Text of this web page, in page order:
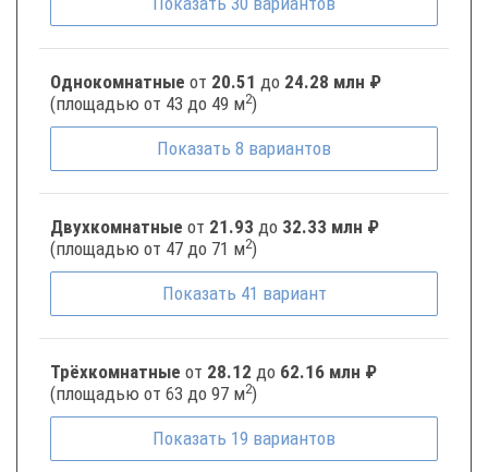
Однокомнатные от 20.51 до 24.28 млн ₽
(площадью от 43 до 49 м2)
Показать 8 вариантов
Двухкомнатные от 21.93 до 32.33 млн ₽
(площадью от 47 до 71 м2)
Показать 41 вариант
Трёхкомнатные от 28.12 до 62.16 млн ₽
(площадью от 63 до 97 м2)
Показать 19 вариантов